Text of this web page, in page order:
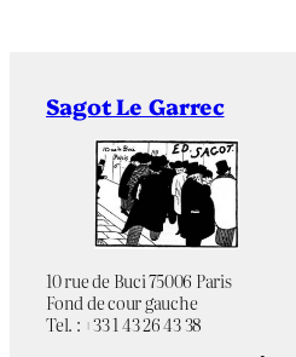
Sagot Le Garrec
10 rue de Buci 75006 Paris
Fond de cour gauche
Tel. : +33 1 43 26 43 38